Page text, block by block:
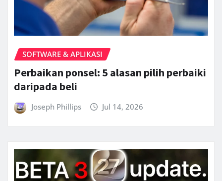
SOFTWARE & APLIKASI
Perbaikan ponsel: 5 alasan pilih perbaiki
daripada beli
Joseph Phillips Jul 14, 2026